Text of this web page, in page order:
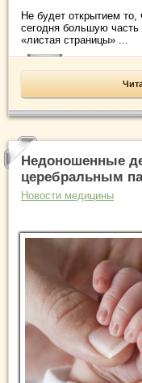
Не будет открытием
сегодня большую часть
«листая страницы» ...
Недоношенные
церебральным
Новости медицины